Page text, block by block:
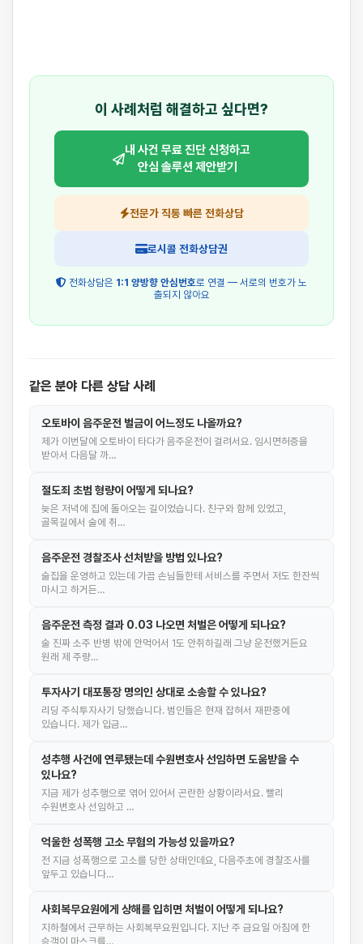
이 사례처럼 해결하고 싶다면?
내 사건 무료 진단 신청하고
안심 솔루션 제안받기
전문가 직통 빠른 전화상담
로시콜 전화상담권
전화상담은 1:1 양방향 안심번호로 연결 — 서로의 번호가 노
출되지 않아요
같은 분야 다른 상담 사례
오토바이 음주운전 벌금이 어느정도 나올까요?
제가 이번달에 오토바이 타다가 음주운전이 걸려서요. 임시면허증을
받아서 다음달 까…
절도죄 초범 형량이 어떻게 되나요?
늦은 저녁에 집에 돌아오는 길이었습니다. 친구와 함께 있었고,
골목길에서 술에 취…
음주운전 경찰조사 선처받을 방법 있나요?
술집을 운영하고 있는데 가끔 손님들한테 서비스를 주면서 저도 한잔씩
마시고 하거든…
음주운전 측정 결과 0.03 나오면 처벌은 어떻게 되나요?
술 진짜 소주 반병 밖에 안먹어서 1도 안취하길래 그냥 운전했거든요
원래 제 주량…
투자사기 대포통장 명의인 상대로 소송할 수 있나요?
리딩 주식투자사기 당했습니다. 범인들은 현재 잡혀서 재판중에
있습니다. 제가 입금…
성추행 사건에 연루됐는데 수원변호사 선임하면 도움받을 수
있나요?
지금 제가 성추행으로 엮어 있어서 곤란한 상황이라서요. 빨리
수원변호사 선임하고 …
억울한 성폭행 고소 무혐의 가능성 있을까요?
전 지금 성폭행으로 고소를 당한 상태인데요, 다음주초에 경찰조사를
앞두고 있습니다…
사회복무요원에게 상해를 입히면 처벌이 어떻게 되나요?
지하철에서 근무하는 사회복무요원입니다. 지난 주 금요일 아침에 한
승객이 마스크를…